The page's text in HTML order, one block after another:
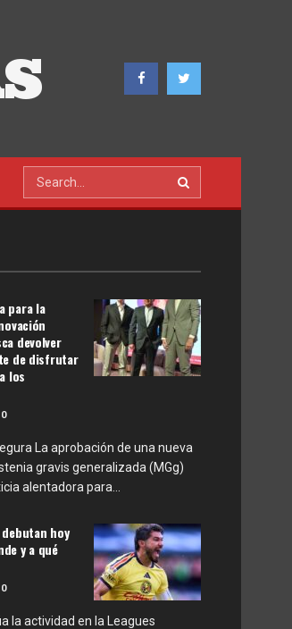
para la
devolver
de disfrutar
los
0
La aprobación de una nueva
gravis generalizada (MGg)
alentadora para...
hoy
y a qué
0
la actividad en la Leagues